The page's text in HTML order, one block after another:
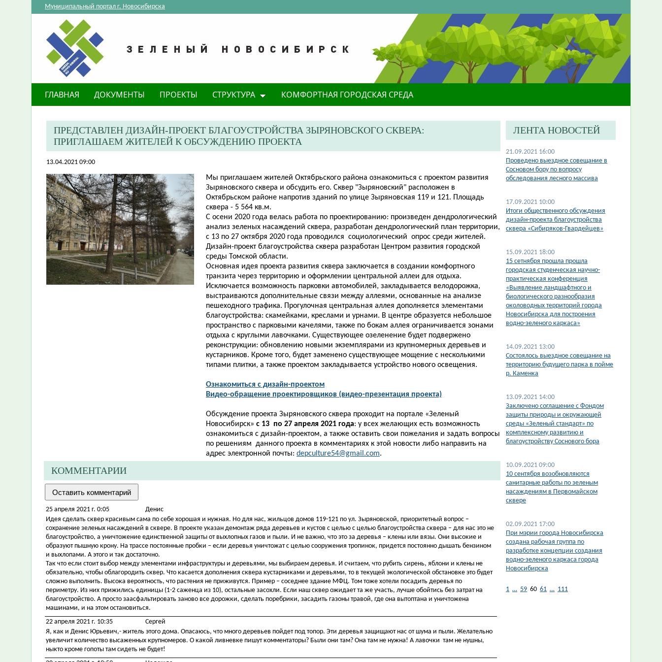
Муниципальный портал г. Новосибирска
ГЛАВНАЯ ДОКУМЕНТЫ ПРОЕКТЫ СТРУКТУРА КОМФОРТНАЯ ГОРОДСКАЯ СРЕДА
ПРЕДСТАВЛЕН ДИЗАЙН-ПРОЕКТ БЛАГОУСТРОЙСТВА ЗЫРЯНОВСКОГО СКВЕРА:
ПРИГЛАШАЕМ ЖИТЕЛЕЙ К ОБСУЖДЕНИЮ ПРОЕКТА
13.04.2021 09:00
Мы приглашаем жителей Октябрьского района ознакомиться с проектом развития
Зыряновского сквера и обсудить его. Сквер "Зыряновский" расположен в
Октябрьском районе напротив зданий по улице Зыряновская 119 и 121. Площадь
сквера - 5 564 кв.м.
С осени 2020 года велась работа по проектированию: произведен дендрологический
анализ зеленых насаждений сквера, разработан дендрологический план территории,
с 13 по 27 октября 2020 года проводился социологический опрос среди жителей.
Дизайн-проект благоустройства сквера разработан Центром развития городской
среды Томской области.
Основная идея проекта развития сквера заключается в создании комфортного
транзита через территорию и оформлении центральной аллеи для отдыха.
Исключается возможность парковки автомобилей, закладывается велодорожка,
выстраиваются дополнительные связи между аллеями, основанные на анализе
пешеходного трафика. Прогулочная центральная аллея дополняется элементами
благоустройства: скамейками, креслами и урнами. В центре образуется небольшое
пространство с парковыми качелями, также по бокам аллея ограничивается зонами
отдыха с круглыми лавочками. Существующее озеленение будет подвержено
реконструкции: обновлению новыми экземплярами из крупномерных деревьев и
кустарников. Кроме того, будет заменено существующее мощение с несколькими
типами плитки, а также проектом закладывается устройство нового освещения.
Ознакомиться с дизайн-проектом​
Видео-обращение проектировщиков (видео-презентация проекта)​
Обсуждение проекта Зыряновского сквера проходит на портале «Зеленый
Новосибирск» с 13 по 27 апреля 2021 года: у всех желающих есть возможность
ознакомиться с дизайн-проектом, а также оставить свои пожелания и задать вопросы
по решениям данного проекта в комментариях к этой новости либо направить на
адрес электронной почты: depculture54@gmail.com.
КОММЕНТАРИИ
25 апреля 2021 г. 0:05
Денис
Идея сделать сквер красивым сама по себе хорошая и нужная. Но для нас, жильцов домов 119-121 по ул. Зыряновской, приоритетный вопрос –
сохранение зеленых насаждений в сквере. В проекте указан демонтаж ряда деревьев и кустов с целью с целью благоустройства сквера – для нас это не
благоустройство, а уничтожение единственной защиты от выхлопных газов и пыли. И не важно, что это за деревья – клены или вязы. Они высокие и
образуют пышную крону. На трассе постоянные пробки – если деревья уничтожат с целью сооружения тропинок, придется постоянно дышать бензином
и выхлопами. А этого и так достаточно.
Так что если стоит выбор между элементами инфраструктуры и деревьями, мы выбираем деревья. И считаем, что рубить сирень, яблони и клены не
обязательно, чтобы облагородить сквер. Что касается дополнения сквера кустарниками и деревьями, то в текущей экологической обстановке это будет
сложно выполнить. Высока вероятность, что растения не приживутся. Пример – соседнее здание МФЦ. Том тоже хотели посадить деревья по
периметру. Из них прижились единицы (1-2 саженца из 10), остальные засохли. Если наш сквер ожидает та же участь, лучше обойтись без затрат на
благоустройство. А просто заасфальтировать заново все дорожки, сделать поребрики, засадить газоны травой, где она вытоптана и уничтожена
машинами, и на этом остановиться.
22 апреля 2021 г. 10:35
Сергей
Я, как и Денис Юрьевич,- житель этого дома. Опасаюсь, что много деревьев пойдет под топор. Эти деревья защищают нас от шума и пыли. Желательно
увеличит количество высаженных крупномеров. О какой ливневке пишут комментаторы? Были они там? Она там не нужна! А лавочки там не нушны,
ныкто кроме гопоты там сидеть не будет!
ЛЕНТА НОВОСТЕЙ
21.09.2021 16:00
Проведено выездное совещание в
Сосновом бору по вопросу
обследования лесного массива
17.09.2021 10:00
Итоги общественного обсуждения
дизайн-проекта благоустройства
сквера «Сибиряков-Гвардейцев»
15.09.2021 18:00
15 сетнября прошла прошла
городская студенческая научно-
практическая конференция
«Выявление ландшафтного и
биологического разнообразия
околоводных территорий города
Новосибирска для построения
водно-зеленого каркаса»
14.09.2021 13:00
Состоялось выездное совещание на
территорию будущего парка в пойме
р. Каменка
13.09.2021 14:00
Заключено соглашение с Фондом
защиты природы и окружающей
среды «Зеленый стандарт» по
комплексному развитию и
благоустройству Соснового бора
10.09.2021 09:00
10 сентября возобновляются
санитарные работы по зеленым
насаждениям в Первомайском
сквере
02.09.2021 17:00
При мэрии города Новосибирска
создана рабочая группа по
разработке концепции создания
водно-зеленого каркаса города
Новосибирска
1 … 59 60 61 … 111